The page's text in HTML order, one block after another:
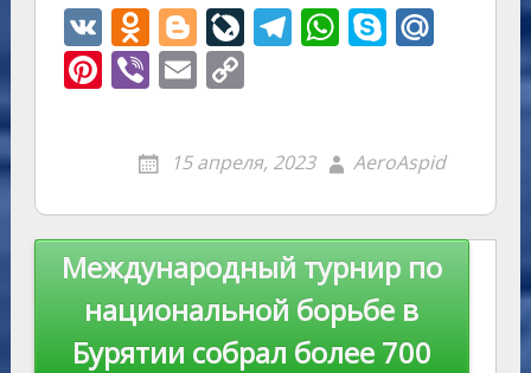
V
K
O
d
n
o
kl
as
s
ni
ki
Bl
o
g
er
Li
v
eJ
u
r
n
al
T
a
m
W
A
p
p
S
e
M
u
Pi
st
Vi
er
E
ai
l
C
p
y
Li
n
k
15 апреля, 2023 AeroAspid
Навигация
Международный турнир по
национальной борьбе в
Бурятии собрал более 700